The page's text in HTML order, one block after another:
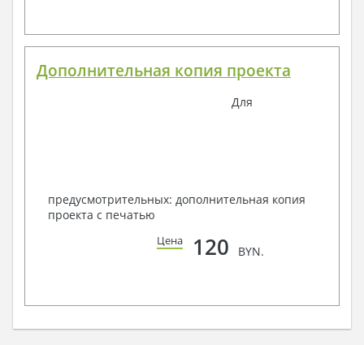
Дополнительная копия проекта
Для
предусмотрительных: дополнительная копия
проекта с печатью
Цена 120 BYN.